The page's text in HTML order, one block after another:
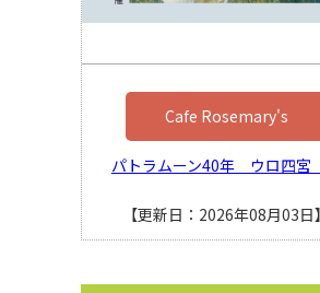
Cafe Rosemary's
パトラムーン40年 ウロ四
【更新日：2026年08月03日】